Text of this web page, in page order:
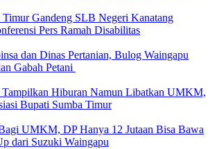
Timur Gandeng SLB Negeri Kanatang
Pers Ramah Disabilitas
dan Dinas Pertanian, Bulog Waingapu
Gabah Petani
Tampilkan Hiburan Namun Libatkan UMKM,
Bupati Sumba Timur
UMKM, DP Hanya 12 Jutaan Bisa Bawa
dari Suzuki Waingapu